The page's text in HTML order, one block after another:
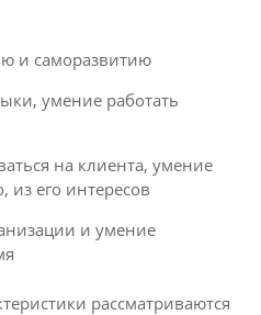
и саморазвитию
умение работать
на клиента, умение
из его интересов
и умение
рассматриваются